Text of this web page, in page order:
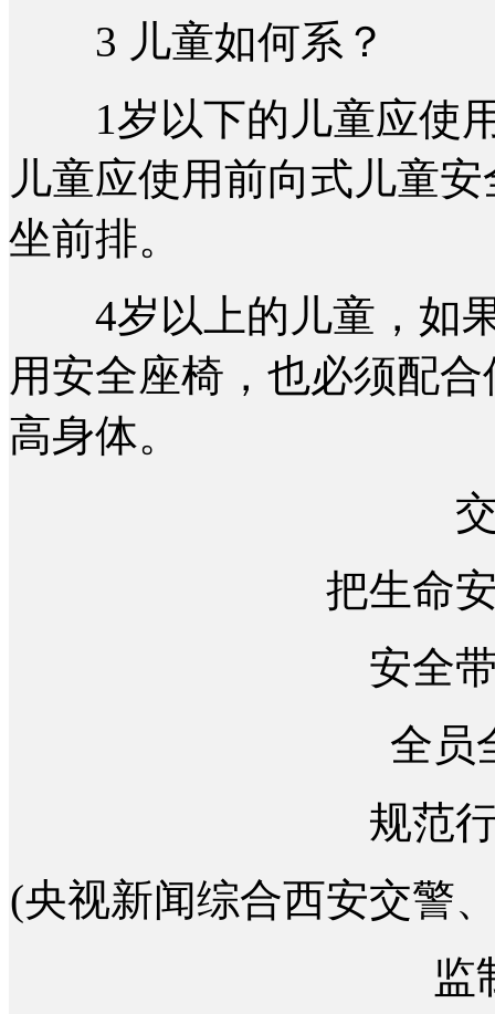
3 儿童如何系？
1岁以下的儿童应使用
儿童应使用前向式儿童
坐前排。
4岁以上的儿童，如果
用安全座椅，也必须配
高身体。
把生命
安全
全员
规范
(央视新闻综合西安交警
监